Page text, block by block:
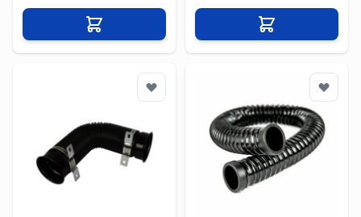
Přidat do košíku Přidat do košíku